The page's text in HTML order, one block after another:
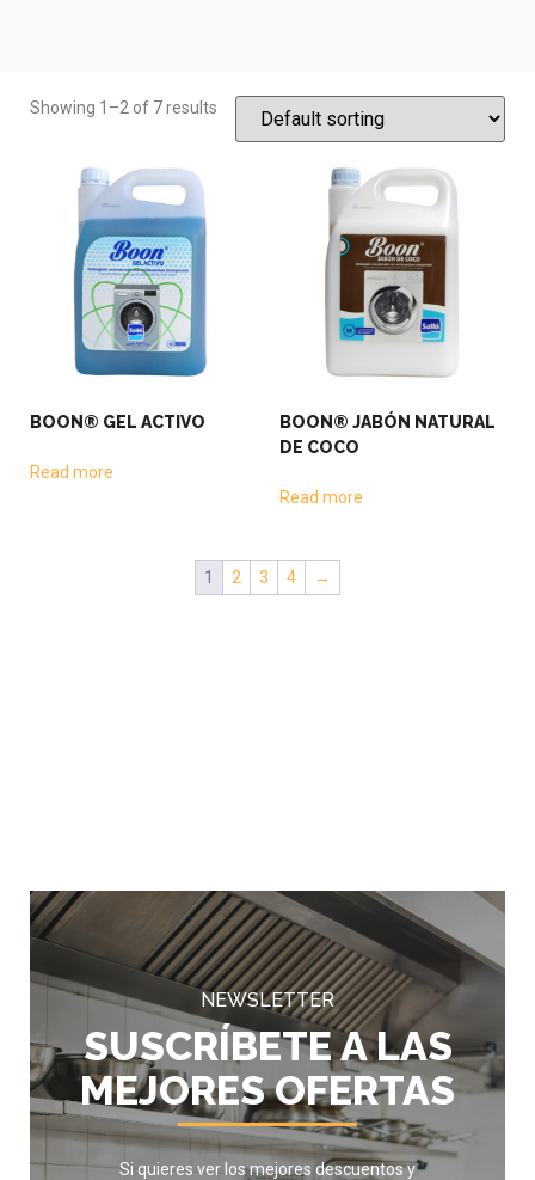
Showing 1–2 of 7 results
BOON® GEL ACTIVO
Read more
BOON® JABÓN NATURAL
DE COCO
Read more
1 2 3 4 →
NEWSLETTER
SUSCRÍBETE A LAS
MEJORES OFERTAS
Si quieres ver los mejores descuentos y